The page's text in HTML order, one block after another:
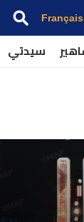
Français
سيدتي